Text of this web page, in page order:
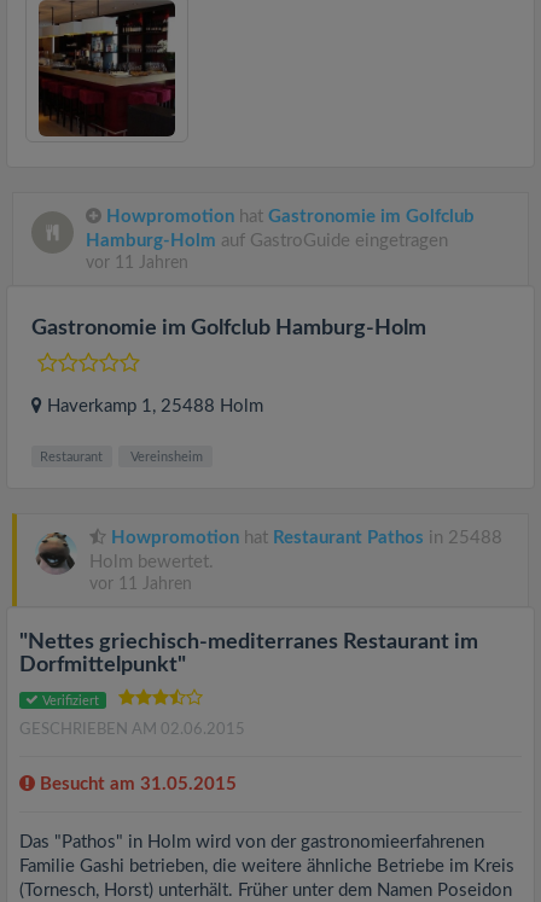
Howpromotion hat Gastronomie im Golfclub
Hamburg-Holm auf GastroGuide eingetragen
vor 11 Jahren
Gastronomie im Golfclub Hamburg-Holm
Haverkamp 1, 25488 Holm
Restaurant Vereinsheim
Howpromotion hat Restaurant Pathos in 25488
Holm bewertet.
vor 11 Jahren
"Nettes griechisch-mediterranes Restaurant im
Dorfmittelpunkt"
Verifiziert
GESCHRIEBEN AM 02.06.2015
Besucht am 31.05.2015
Das "Pathos" in Holm wird von der gastronomieerfahrenen
Familie Gashi betrieben, die weitere ähnliche Betriebe im Kreis
(Tornesch, Horst) unterhält. Früher unter dem Namen Poseidon